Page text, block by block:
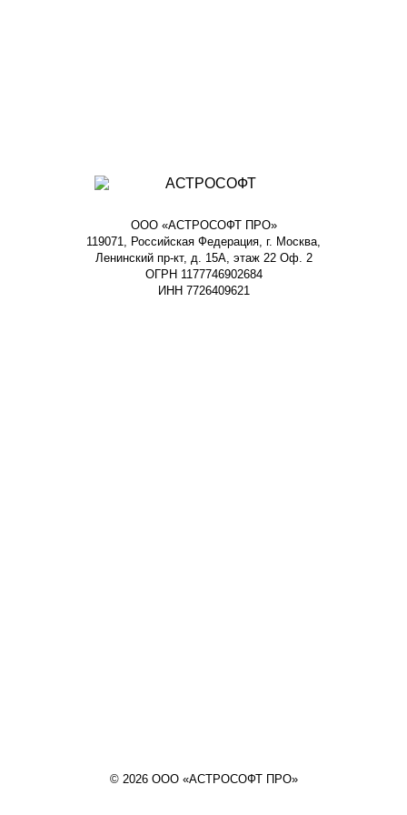
ООО «АСТРОСОФТ ПРО»
119071, Российская Федерация, г. Москва,
Ленинский пр-кт, д. 15А, этаж 22 Оф. 2
ОГРН 1177746902684
ИНН 7726409621
© 2026 ООО «АСТРОСОФТ ПРО»